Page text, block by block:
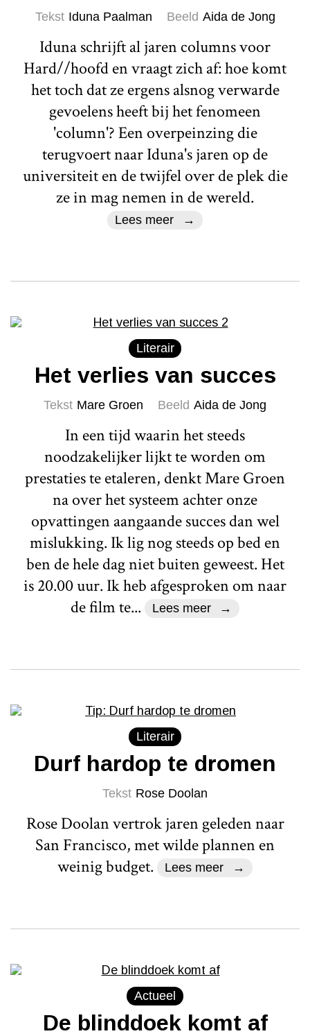
Tekst Iduna Paalman Beeld Aida de Jong
Iduna schrijft al jaren columns voor
Hard//hoofd en vraagt zich af: hoe komt
het toch dat ze ergens alsnog verwarde
gevoelens heeft bij het fenomeen
'column'? Een overpeinzing die
terugvoert naar Iduna's jaren op de
universiteit en de twijfel over de plek die
ze in mag nemen in de wereld.
Lees meer
Literair
Het verlies van succes
Tekst Mare Groen Beeld Aida de Jong
In een tijd waarin het steeds
noodzakelijker lijkt te worden om
prestaties te etaleren, denkt Mare Groen
na over het systeem achter onze
opvattingen aangaande succes dan wel
mislukking. Ik lig nog steeds op bed en
ben de hele dag niet buiten geweest. Het
is 20.00 uur. Ik heb afgesproken om naar
de film te...
Lees meer
Literair
Durf hardop te dromen
Tekst Rose Doolan
Rose Doolan vertrok jaren geleden naar
San Francisco, met wilde plannen en
weinig budget.
Lees meer
Actueel
De blinddoek komt af